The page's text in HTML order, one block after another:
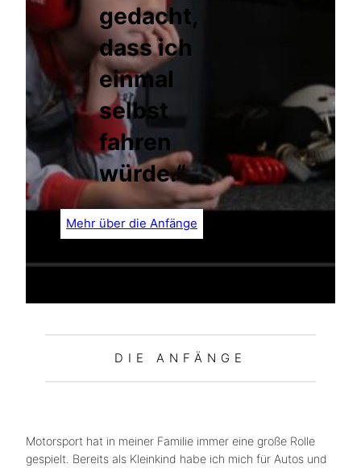
gedacht,
dass ich
einmal
selbst
fahren
würde.“
Mehr über die Anfänge
DIE ANFÄNGE
Motorsport hat in meiner Familie immer eine große Rolle
gespielt. Bereits als Kleinkind habe ich mich für Autos und